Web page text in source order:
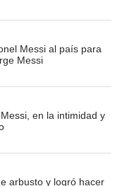
Messi al país para
Messi
en la intimidad y
arbusto y logró hacer